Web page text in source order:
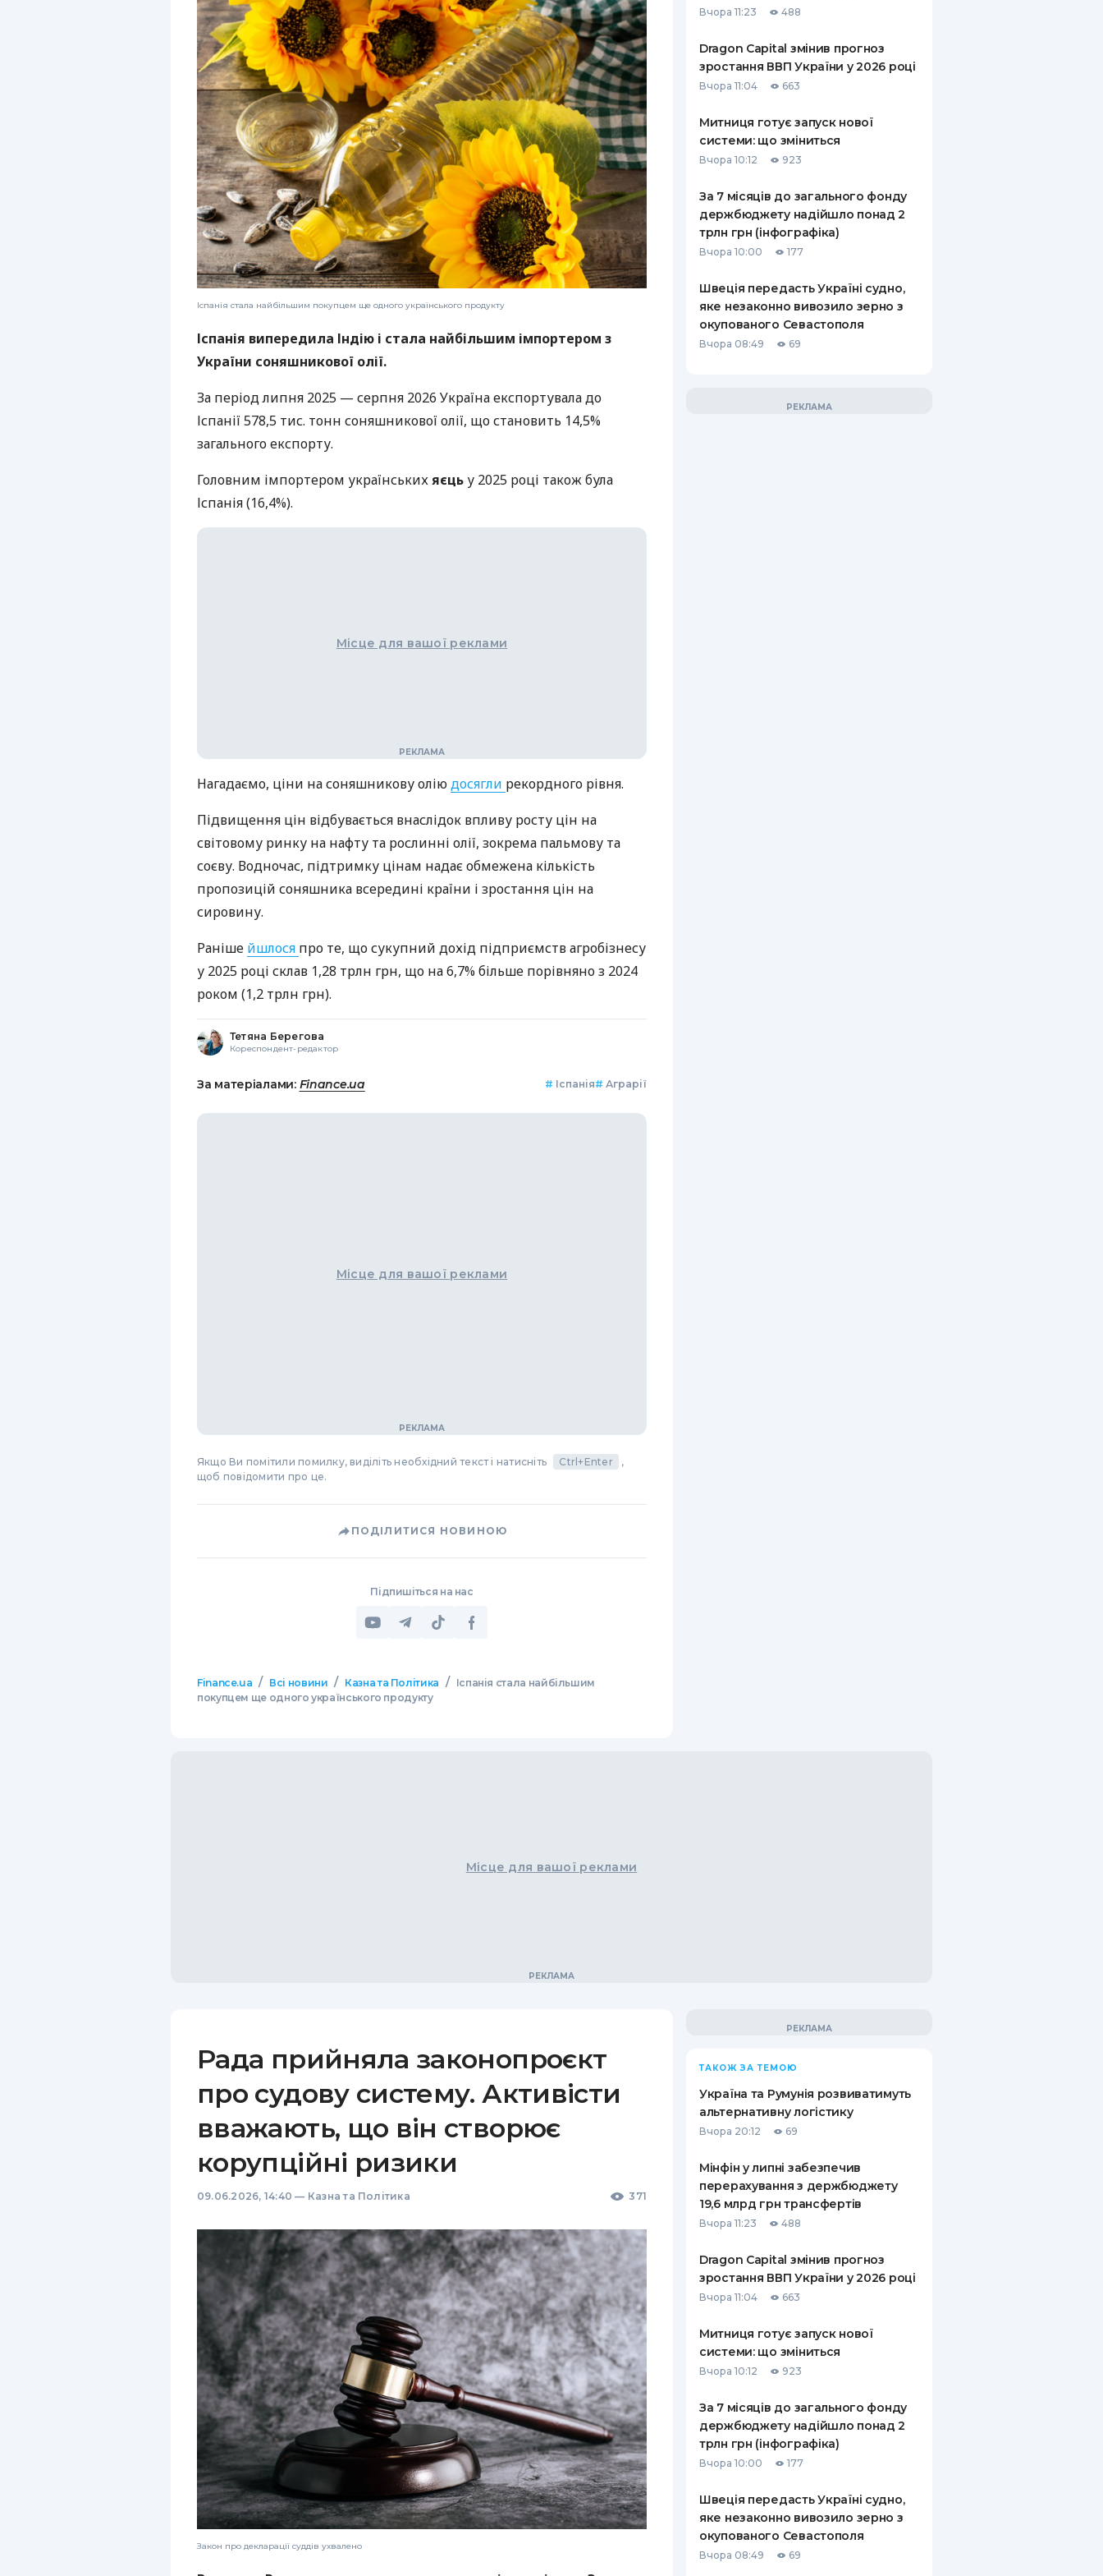
РЕЙТИНГ ДЕБЕТОВИХ
КАРТОК
ЩОМІСЯЧНИЙ ОГЛЯД
КЕШБЕКУ
ПУТІВНИКИ ПО
БАНКІВСЬКИХ КАРТКАХ
ВСІ СТРАХОВІ ПОЛІСИ
ВІДГУКИ ПРО СТРАХОВІ
КОМПАНІЇ
ДОСТАВКА І ОПЛАТА
КОНТАКТИ
Іспанія стала найбільшим покупцем ще одного українського продукту
Іспанія випередила Індію і стала найбільшим імпортером з
України соняшникової олії.
За період липня 2025 — серпня 2026 Україна експортувала до
Іспанії 578,5 тис. тонн соняшникової олії, що становить 14,5%
загального експорту.
Головним імпортером українськихяєць у 2025 році також була
Іспанія (16,4%).
Місце для вашої реклами
Нагадаємо, ціни на соняшникову оліюдосягли рекордного рівня.
Підвищення цін відбувається внаслідок впливу росту цін на
світовому ринку на нафту та рослинні олії, зокрема пальмову та
соєву. Водночас, підтримку цінам надає обмежена кількість
пропозицій соняшника всередині країни і зростання цін на
сировину.
Раніше йшлося про те, що сукупний дохід підприємств агробізнесу
у 2025 році склав 1,28 трлн грн, що на 6,7% більше порівняно з 2024
роком (1,2 трлн грн).
Тетяна Берегова
Кореспондент-редактор
За матеріалами: Finance.ua # Іспанія# Аграрії
Місце для вашої реклами
Якщо Ви помітили помилку, виділіть необхідний текст і натисніть Ctrl+Enter
,
щоб повідомити про це.
ПОДІЛИТИСЯ НОВИНОЮ
Підпишіться на нас
Finance.ua / Всі новини / Казна та Політика /
Іспанія стала найбільшим
покупцем ще одного українського продукту
Вчора 11:23 488
Dragon Capital змінив прогноз
зростання ВВП України у 2026 році
Вчора 11:04 663
Митниця готує запуск нової
системи: що зміниться
Вчора 10:12 923
За 7 місяців до загального фонду
держбюджету надійшло понад 2
трлн грн (інфографіка)
Вчора 10:00 177
Швеція передасть Україні судно,
яке незаконно вивозило зерно з
окупованого Севастополя
Вчора 08:49 69
Місце для вашої реклами
Рада прийняла законопроєкт
про судову систему. Активісти
вважають, що він створює
корупційні ризики
09.06.2026, 14:40 — Казна та Політика 371
Закон про декларації суддів ухвалено
ТАКОЖ ЗА ТЕМОЮ
Україна та Румунія розвиватимуть
альтернативну логістику
Вчора 20:12 69
Мінфін у липні забезпечив
перерахування з держбюджету
19,6 млрд грн трансфертів
Вчора 11:23 488
Dragon Capital змінив прогноз
зростання ВВП України у 2026 році
Вчора 11:04 663
Митниця готує запуск нової
системи: що зміниться
Вчора 10:12 923
За 7 місяців до загального фонду
держбюджету надійшло понад 2
трлн грн (інфографіка)
Вчора 10:00 177
Швеція передасть Україні судно,
яке незаконно вивозило зерно з
окупованого Севастополя
Вчора 08:49 69